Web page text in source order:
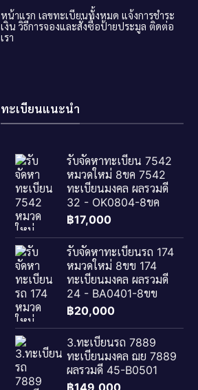
หน้าแรก เลขทะเบียนทั้งหมด แจ้งการชำระ
เงิน วิธีการจองและสั่งซื้อป้ายประมูล ติดต่อ
เรา
ทะเบียนแนะนำ
รับจัดหาทะเบียน 7542
หมวดใหม่ 8ขค 7542
ทะเบียนมงคล ผลรวมดี
32 - OK0804-8ขค
฿17,000
รับจัดหาทะเบียนรถ 174
หมวดใหม่ 8ขข 174
ทะเบียนมงคล ผลรวมดี
24 - BA0401-8ขข
฿20,000
3.ทะเบียนรถ 7889
ทะเบียนมงคล ฌย 7889
ผลรวมดี 45-B0501